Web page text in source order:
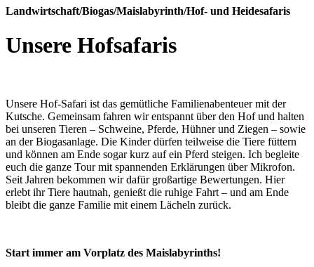
Landwirtschaft/Biogas/Maislabyrinth/Hof- und Heidesafaris
Unsere Hofsafaris
Unsere Hof-Safari ist das gemütliche Familienabenteuer mit der
Kutsche. Gemeinsam fahren wir entspannt über den Hof und halten
bei unseren Tieren – Schweine, Pferde, Hühner und Ziegen – sowie
an der Biogasanlage. Die Kinder dürfen teilweise die Tiere füttern
und können am Ende sogar kurz auf ein Pferd steigen. Ich begleite
euch die ganze Tour mit spannenden Erklärungen über Mikrofon.
Seit Jahren bekommen wir dafür großartige Bewertungen. Hier
erlebt ihr Tiere hautnah, genießt die ruhige Fahrt – und am Ende
bleibt die ganze Familie mit einem Lächeln zurück.
Start immer am Vorplatz des Maislabyrinths!